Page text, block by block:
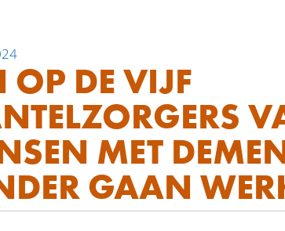
OP DE VIJF
MET
GAAN